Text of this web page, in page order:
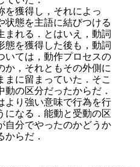
獲得し，それによっ
状態を主語に結びつける
まれる．とはいえ，動詞
態を獲得した後も，動詞
いては，動作プロセスの
か，それともその外側に
まに留まっていた．そこ
の区分だったからだ．
り強い意味で行為を行
になる．能動と受動の区
自分でやったのかどうか
からだ．